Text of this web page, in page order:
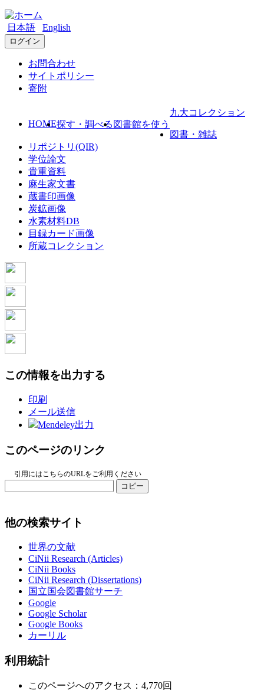
日本語 English
ログイン
お問合わせ
サイトポリシー
寄附
HOME探す・調べる 図書館を使う
九大コレクション
図書・雑誌
リポジトリ(QIR)
学位論文
貴重資料
麻生家文書
蔵書印画像
炭鉱画像
水素材料DB
目録カード画像
所蔵コレクション
この情報を出力する
印刷
メール送信
Mendeley出力
このページのリンク
引用にはこちらのURLをご利用ください
コピー
他の検索サイト
世界の文献
CiNii Research (Articles)
CiNii Books
CiNii Research (Dissertations)
国立国会図書館サーチ
Google
Google Scholar
Google Books
カーリル
利用統計
このページへのアクセス：4,770回